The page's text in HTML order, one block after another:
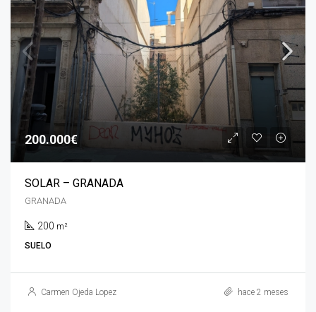
200.000€
SOLAR – GRANADA
GRANADA
200 m²
SUELO
Carmen Ojeda Lopez hace 2 meses